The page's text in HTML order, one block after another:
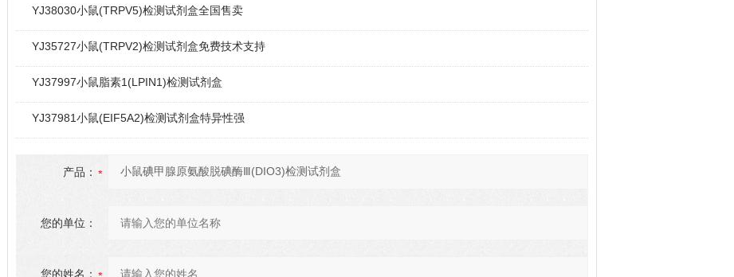
YJ38030小鼠(TRPV5)检测试剂盒全国售卖
YJ35727小鼠(TRPV2)检测试剂盒免费技术支持
YJ37997小鼠脂素1(LPIN1)检测试剂盒
YJ37981小鼠(EIF5A2)检测试剂盒特异性强
产品：
您的单位：
您的姓名：